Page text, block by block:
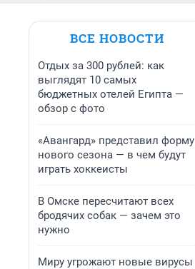
ВСЕ НОВОСТИ
Отдых за 300 рублей: как
выглядят 10 самых
бюджетных отелей Египта —
обзор с фото
«Авангард» представил форму
нового сезона — в чем будут
играть хоккеисты
В Омске пересчитают всех
бродячих собак — зачем это
нужно
Миру угрожают новые вирусы